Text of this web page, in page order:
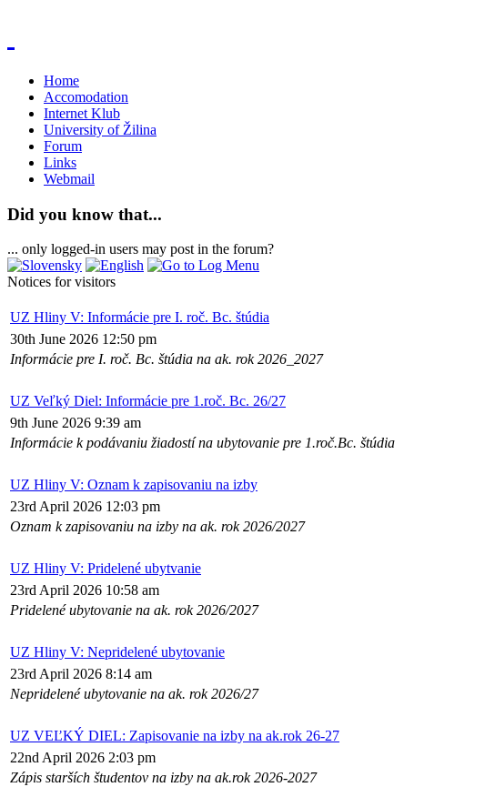
Home
Accomodation
Internet Klub
University of Žilina
Forum
Links
Webmail
Did you know that...
... only logged-in users may post in the forum?
Notices for visitors
UZ Hliny V: Informácie pre I. roč. Bc. štúdia
30th June 2026 12:50 pm
Informácie pre I. roč. Bc. štúdia na ak. rok 2026_2027
UZ Veľký Diel: Informácie pre 1.roč. Bc. 26/27
9th June 2026 9:39 am
Informácie k podávaniu žiadostí na ubytovanie pre 1.roč.Bc. štúdia
UZ Hliny V: Oznam k zapisovaniu na izby
23rd April 2026 12:03 pm
Oznam k zapisovaniu na izby na ak. rok 2026/2027
UZ Hliny V: Pridelené ubytvanie
23rd April 2026 10:58 am
Pridelené ubytovanie na ak. rok 2026/2027
UZ Hliny V: Nepridelené ubytovanie
23rd April 2026 8:14 am
Nepridelené ubytovanie na ak. rok 2026/27
UZ VEĽKÝ DIEL: Zapisovanie na izby na ak.rok 26-27
22nd April 2026 2:03 pm
Zápis starších študentov na izby na ak.rok 2026-2027